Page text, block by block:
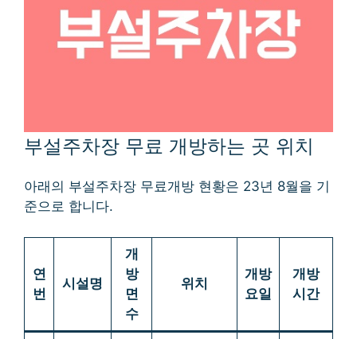
부설주차장 무료 개방하는 곳 위치
아래의 부설주차장 무료개방 현황은 23년 8월을 기
준으로 합니다.
연
번
시설명
개
방
면
수
위치
개방
요일
개방
시간